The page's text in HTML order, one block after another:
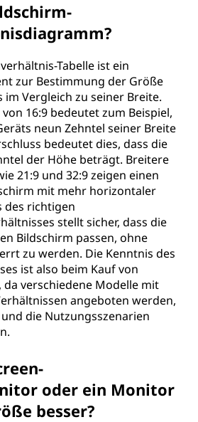
Tabelle ist ein
zur Bestimmung der Größe
im Vergleich zu seiner Breite.
16:9 bedeutet zum Beispiel,
neun Zehntel seiner Breite
bedeutet dies, dass die
der Höhe beträgt. Breitere
21:9 und 32:9 zeigen einen
mit mehr horizontaler
des richtigen
stellt sicher, dass die
Bildschirm passen, ohne
zu werden. Die Kenntnis des
ist also beim Kauf von
verschiedene Modelle mit
angeboten werden,
die Nutzungsszenarien
oder ein Monitor
besser?